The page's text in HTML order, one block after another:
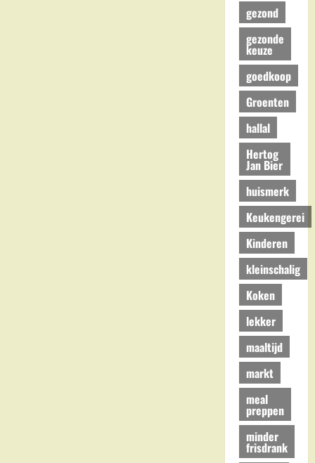
gezond
gezonde
keuze
goedkoop
Groenten
hallal
Hertog
Jan Bier
huismerk
Keukengerei
Kinderen
kleinschalig
Koken
lekker
maaltijd
markt
meal
preppen
minder
frisdrank